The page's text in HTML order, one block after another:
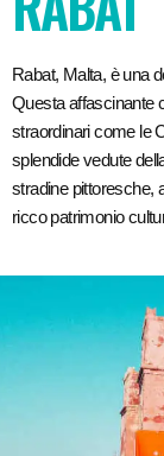
Rabat, Malta, è una
Questa affascinante
straordinari come le
splendide vedute
stradine pittoresche,
ricco patrimonio